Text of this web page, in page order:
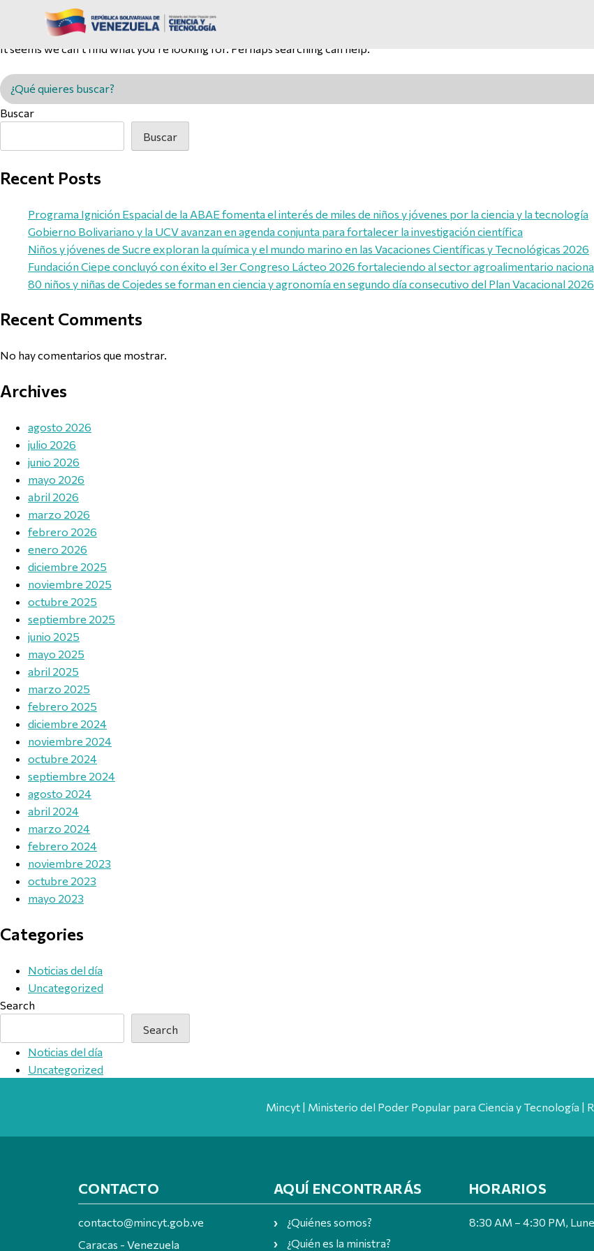
Nothing Found
It seems we can’t find what you’re looking for. Perhaps searching can help.
Buscar en MINCYT
Buscar
Buscar
Recent Posts
Programa Ignición Espacial de la ABAE fomenta el interés de miles de niños y jóvenes por la ciencia y la tecnología
Gobierno Bolivariano y la UCV avanzan en agenda conjunta para fortalecer la investigación científica
Niños y jóvenes de Sucre exploran la química y el mundo marino en las Vacaciones Científicas y Tecnológicas 2026
Fundación Ciepe concluyó con éxito el 3er Congreso Lácteo 2026 fortaleciendo al sector agroalimentario
80 niños y niñas de Cojedes se forman en ciencia y agronomía en segundo día consecutivo del Plan Vacacional 2026
Recent Comments
No hay comentarios que mostrar.
Archives
agosto 2026
julio 2026
junio 2026
mayo 2026
abril 2026
marzo 2026
febrero 2026
enero 2026
diciembre 2025
noviembre 2025
octubre 2025
septiembre 2025
junio 2025
mayo 2025
abril 2025
marzo 2025
febrero 2025
diciembre 2024
noviembre 2024
octubre 2024
septiembre 2024
agosto 2024
abril 2024
marzo 2024
febrero 2024
noviembre 2023
octubre 2023
mayo 2023
Categories
Noticias del día
Uncategorized
Search
Search
Noticias del día
Uncategorized
Mincyt | Ministerio del Poder Popular para Ciencia y Tecnología |
CONTACTO
contacto@mincyt.gob.ve
Caracas - Venezuela
AQUÍ ENCONTRARÁS
¿Quiénes somos?
¿Quién es la ministra?
HORARIOS
8:30 AM – 4:30 PM,